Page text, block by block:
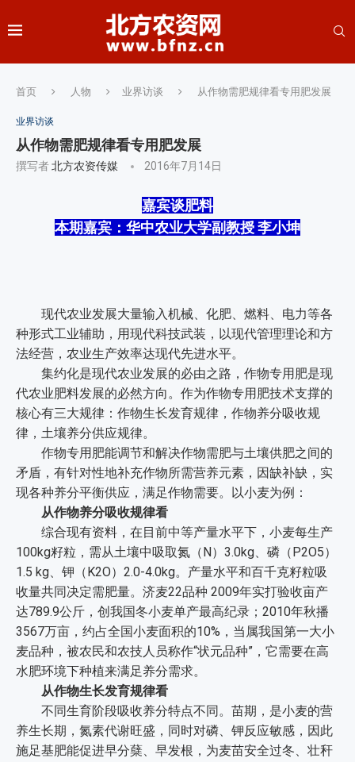
首页 人物 业界访谈 从作物需肥规律看专用肥发展
业界访谈
从作物需肥规律看专用肥发展
撰写者北方农资传媒 2016年7月14日
嘉宾谈肥料
本期嘉宾：华中农业大学副教授 李小坤
现代农业发展大量输入机械、化肥、燃料、电力等各
种形式工业辅助，用现代科技武装，以现代管理理论和方
法经营，农业生产效率达现代先进水平。
集约化是现代农业发展的必由之路，作物专用肥是现
代农业肥料发展的必然方向。作为作物专用肥技术支撑的
核心有三大规律：作物生长发育规律，作物养分吸收规
律，土壤养分供应规律。
作物专用肥能调节和解决作物需肥与土壤供肥之间的
矛盾，有针对性地补充作物所需营养元素，因缺补缺，实
现各种养分平衡供应，满足作物需要。以小麦为例：
从作物养分吸收规律看
综合现有资料，在目前中等产量水平下，小麦每生产
100kg籽粒，需从土壤中吸取氮（N）3.0kg、磷（P2O5）
1.5 kg、钾（K2O）2.0-4.0kg。产量水平和百千克籽粒吸
收量共同决定需肥量。济麦22品种 2009年实打验收亩产
达789.9公斤，创我国冬小麦单产最高纪录；2010年秋播
3567万亩，约占全国小麦面积的10%，当属我国第一大小
麦品种，被农民和农技人员称作“状元品种”，它需要在高
水肥环境下种植来满足养分需求。
从作物生长发育规律看
不同生育阶段吸收养分特点不同。苗期，是小麦的营
养生长期，氮素代谢旺盛，同时对磷、钾反应敏感，因此
施足基肥能促进早分蘖、早发根，为麦苗安全过冬、壮秆